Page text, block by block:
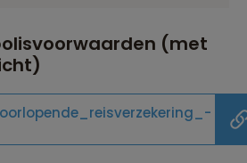
(met